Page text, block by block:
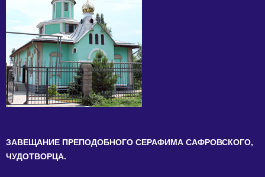
ЗАВЕЩАНИЕ ПРЕПОДОБНОГО СЕРАФИМА САФРОВСКОГО,
ЧУДОТВОРЦА.